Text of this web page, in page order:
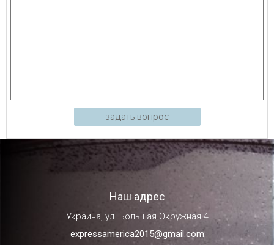
задать вопрос
Наш адрес
Украина, ул. Большая Окружная 4
expressamerica2015@gmail.com